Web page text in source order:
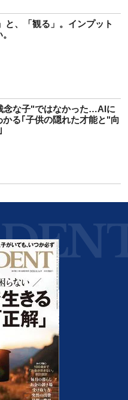
と、「観る」。インプット
念な子"ではなかった…AIに
かる｢子供の隠れた才能と"向